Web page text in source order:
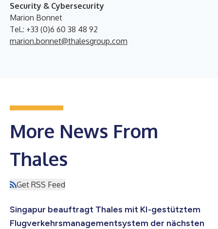
Security & Cybersecurity
Marion Bonnet
Tel.: +33 (0)6 60 38 48 92
marion.bonnet@thalesgroup.com
More News From
Thales
Get RSS Feed
Singapur beauftragt Thales mit KI-gestütztem
Flugverkehrsmanagementsystem der nächsten